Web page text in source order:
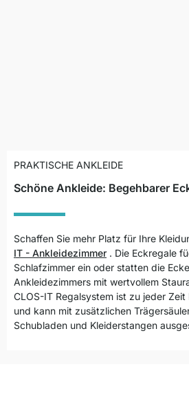
PRAKTISCHE ANKLEIDE
Schöne Ankleide: Begehbarer
Schaffen Sie mehr Platz für Ihre
IT - Ankleidezimmer . Die Eckregale
Schlafzimmer ein oder statten die
Ankleidezimmers mit wertvollem
CLOS-IT Regalsystem ist zu jeder
und kann mit zusätzlichen
Schubladen und Kleiderstangen